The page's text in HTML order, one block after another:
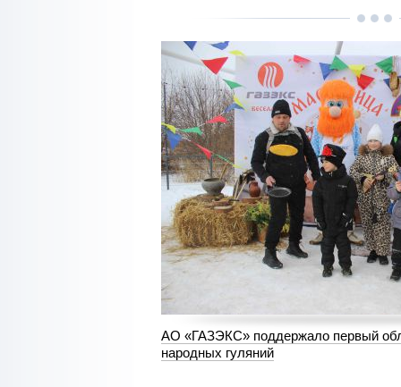
АО «ГАЗЭКС» поддержало первый
народных гуляний